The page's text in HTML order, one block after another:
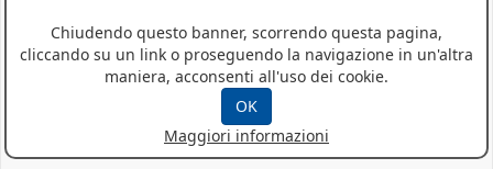
Chiudendo questo banner, scorrendo questa pagina,
cliccando su un link o proseguendo la navigazione in un'altra
maniera, acconsenti all'uso dei cookie.
OK
Maggiori informazioni
Prodotti